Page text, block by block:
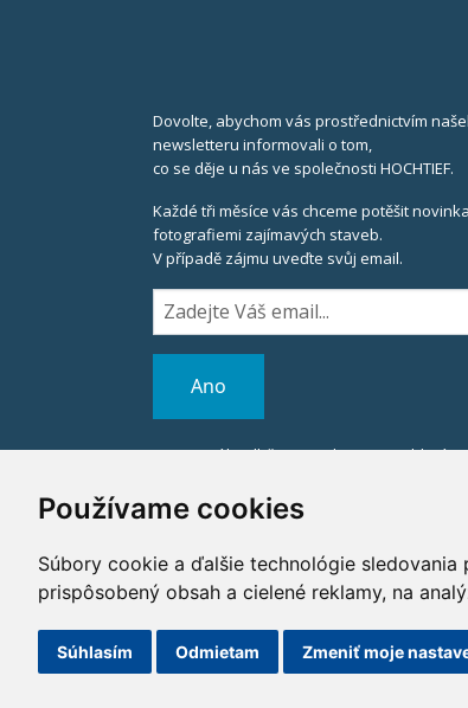
Používame cookies
Súbory cookie a ďalšie technológie
prispôsobený obsah a cielené reklamy, na
Súhlasím Odmietam Zmeniť moje
Dovolte, abychom vás prostřednictvím
newsletteru informovali o tom,
co se děje u nás ve společnosti HOCHTIEF.
Každé tři měsíce vás chceme potěšit
fotografiemi zajímavých staveb.
V případě zájmu uveďte svůj email.
Registrací k odběru newsletteru souhlasíte
v souladu se zákonem č. 480/2004 Sb.